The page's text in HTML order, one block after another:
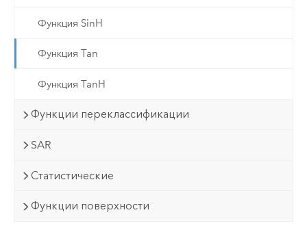
Функция SinH
Функция Tan
Функция TanH
Функции переклассификации
SAR
Статистические
Функции поверхности